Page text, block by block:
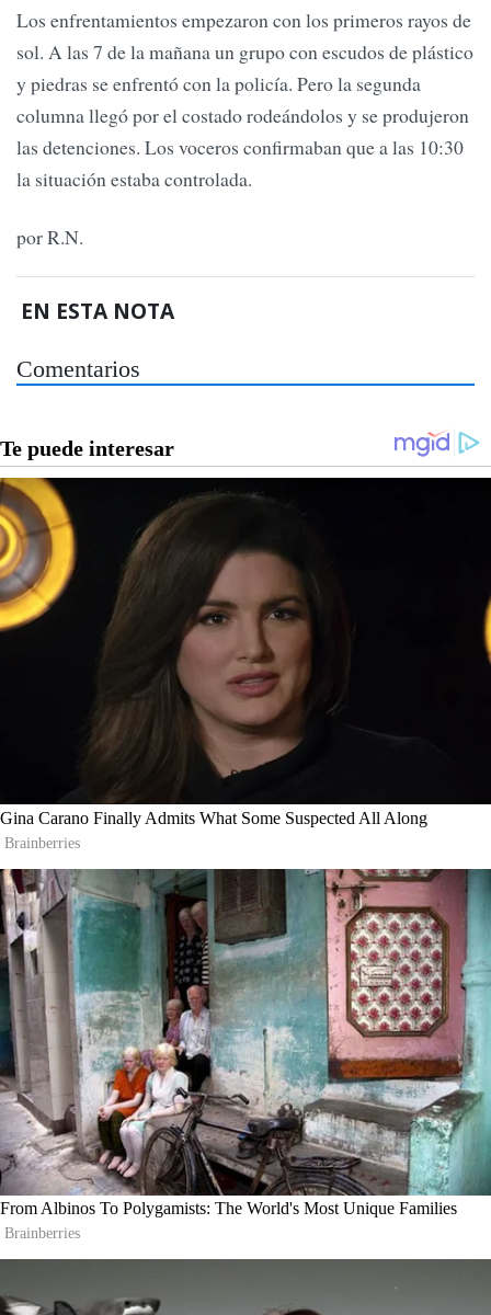
Los enfrentamientos empezaron con los primeros rayos de
sol. A las 7 de la mañana un grupo con escudos de plástico
y piedras se enfrentó con la policía. Pero la segunda
columna llegó por el costado rodeándolos y se produjeron
las detenciones. Los voceros confirmaban que a las 10:30
la situación estaba controlada.
por R.N.
EN ESTA NOTA
Comentarios